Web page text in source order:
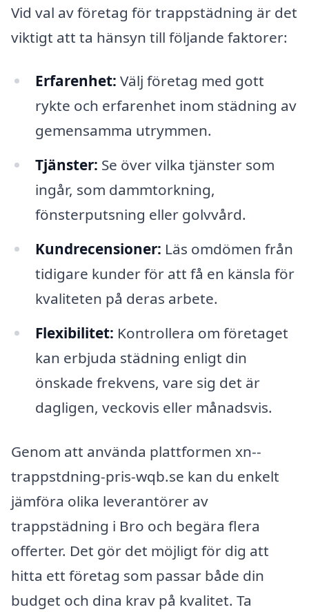
Vid val av företag för trappstädning är det
viktigt att ta hänsyn till följande faktorer:
Erfarenhet: Välj företag med gott
rykte och erfarenhet inom städning av
gemensamma utrymmen.
Tjänster: Se över vilka tjänster som
ingår, som dammtorkning,
fönsterputsning eller golvvård.
Kundrecensioner: Läs omdömen från
tidigare kunder för att få en känsla för
kvaliteten på deras arbete.
Flexibilitet: Kontrollera om företaget
kan erbjuda städning enligt din
önskade frekvens, vare sig det är
dagligen, veckovis eller månadsvis.
Genom att använda plattformen xn--
trappstdning-pris-wqb.se kan du enkelt
jämföra olika leverantörer av
trappstädning i Bro och begära flera
offerter. Det gör det möjligt för dig att
hitta ett företag som passar både din
budget och dina krav på kvalitet. Ta